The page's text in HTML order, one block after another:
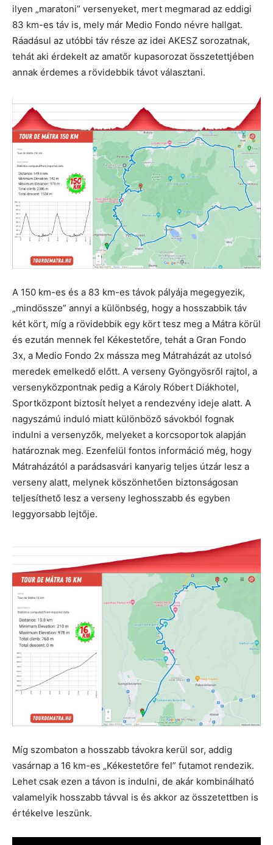
ilyen „maratoni” versenyeket, mert megmarad az eddigi
83 km-es táv is, mely már Medio Fondo névre hallgat.
Ráadásul az utóbbi táv része az idei AKESZ sorozatnak,
tehát aki érdekelt az amatőr kupasorozat összetettjében
annak érdemes a rövidebbik távot választani.
A 150 km-es és a 83 km-es távok pályája megegyezik,
„mindössze” annyi a különbség, hogy a hosszabbik táv
két kört, míg a rövidebbik egy kört tesz meg a Mátra körül
és ezután mennek fel Kékestetőre, tehát a Gran Fondo
3x, a Medio Fondo 2x mássza meg Mátraházát az utolsó
meredek emelkedő előtt. A verseny Gyöngyösről rajtol, a
versenyközpontnak pedig a Károly Róbert Diákhotel,
Sportközpont biztosít helyet a rendezvény ideje alatt. A
nagyszámú induló miatt különböző sávokból fognak
indulni a versenyzők, melyeket a korcsoportok alapján
határoznak meg. Ezenfelül fontos információ még, hogy
Mátraházától a parádsasvári kanyarig teljes útzár lesz a
verseny alatt, melynek köszönhetően biztonságosan
teljesíthető lesz a verseny leghosszabb és egyben
leggyorsabb lejtője.
Míg szombaton a hosszabb távokra kerül sor, addig
vasárnap a 16 km-es „Kékestetőre fel” futamot rendezik.
Lehet csak ezen a távon is indulni, de akár kombinálható
valamelyik hosszabb távval is és akkor az összetettben is
értékelve leszünk.